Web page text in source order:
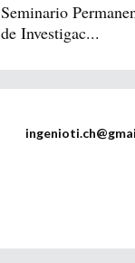
Seminario
de Investigac...